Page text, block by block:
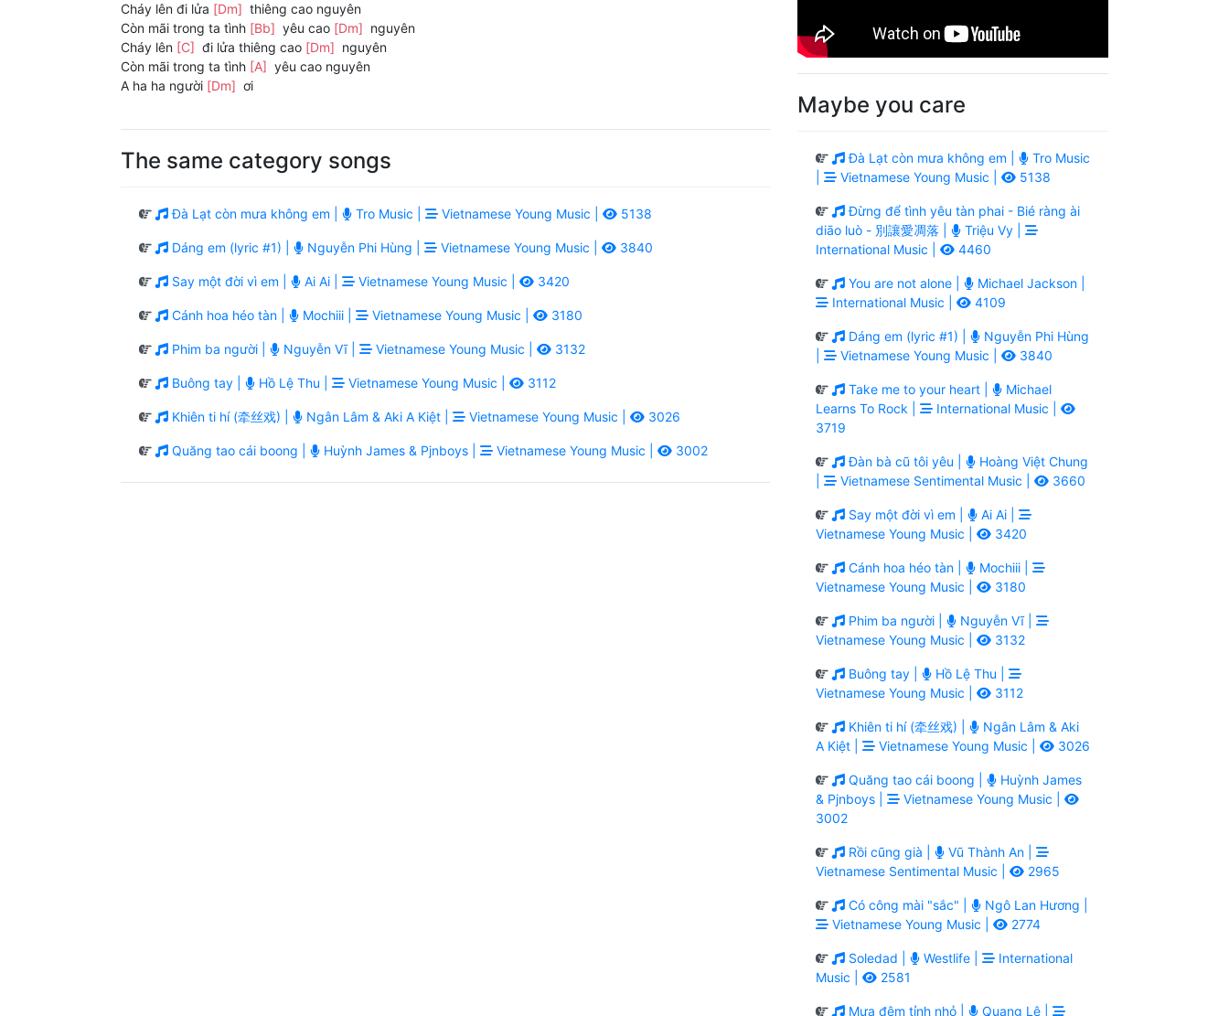
Cháy lên đi lửa [Dm] thiêng cao nguyên
Còn mãi trong ta tình [Bb] yêu cao [Dm] nguyên
Cháy lên [C] đi lửa thiêng cao [Dm] nguyên
Còn mãi trong ta tình [A] yêu cao nguyên
A ha ha người [Dm] ơi
The same category songs
Đà Lạt còn mưa không em | Tro Music | Vietnamese Young Music | 5138
Dáng em (lyric #1) | Nguyễn Phi Hùng | Vietnamese Young Music | 3840
Say một đời vì em | Ai Ai | Vietnamese Young Music | 3420
Cánh hoa héo tàn | Mochiii | Vietnamese Young Music | 3180
Phim ba người | Nguyễn Vĩ | Vietnamese Young Music | 3132
Buông tay | Hồ Lệ Thu | Vietnamese Young Music | 3112
Khiên ti hí (牵丝戏) | Ngân Lâm & Aki A Kiệt | Vietnamese Young Music | 3026
Quăng tao cái boong | Huỳnh James & Pjnboys | Vietnamese Young Music | 3002
Maybe you care
Đà Lạt còn mưa không em |
Tro Music
Vietnamese Young Music | 5138
Đừng để tình yêu tàn phai - Bié ràng ài
diāo luò - 別讓愛凋落 |
Triệu Vy |
International Music |
4460
You are not alone |
Michael Jackson |
International Music |
4109
Dáng em (lyric #1) |
Nguyễn Phi Hùng
Vietnamese Young Music | 3840
Take me to your heart |
Michael
Learns To Rock |
International Music |
3719
Đàn bà cũ tôi yêu |
Hoàng Việt Chung
Vietnamese Sentimental Music | 3660
Say một đời vì em |
Ai Ai |
Vietnamese Young Music |
3420
Cánh hoa héo tàn |
Mochiii |
Vietnamese Young Music |
3180
Phim ba người |
Nguyễn Vĩ |
Vietnamese Young Music |
3132
Buông tay |
Hồ Lệ Thu |
Vietnamese Young Music |
3112
Khiên ti hí (牵丝戏) |
Ngân Lâm & Aki
A Kiệt |
Vietnamese Young Music | 3026
Quăng tao cái boong |
Huỳnh James
& Pjnboys |
Vietnamese Young Music |
3002
Rồi cũng già |
Vũ Thành An |
Vietnamese Sentimental Music |
2965
Có công mài "sắc" |
Ngô Lan Hương |
Vietnamese Young Music |
2774
Soledad | Westlife |
International
Music |
2581
Mưa đêm tỉnh nhỏ | Quang Lê |